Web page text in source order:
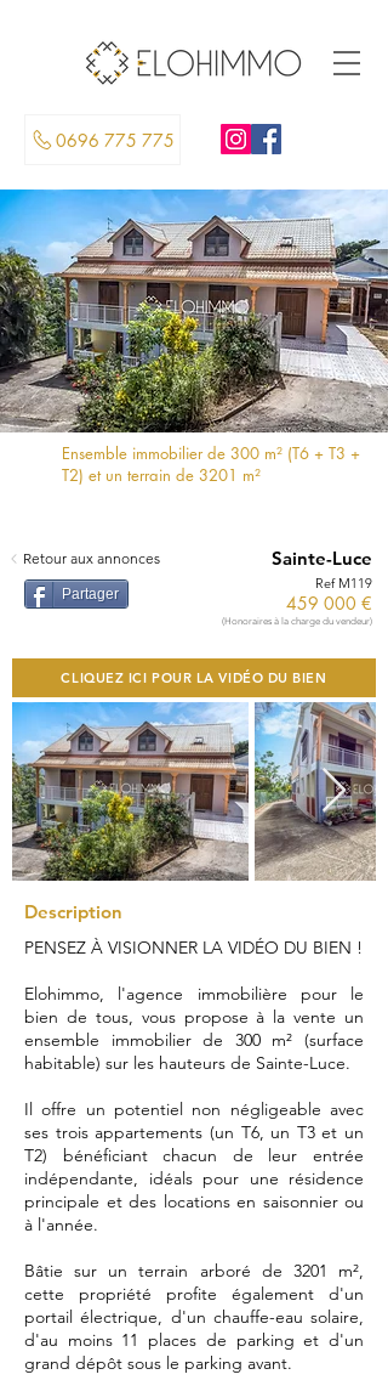
0696 775 775
Ensemble immobilier de 300 m² (T6 + T3 +
T2) et un terrain de 3201 m²
Sainte-Luce
Retour aux annonces
Partager
Ref M119
459 000 €
(Honoraires à la charge du vendeur)
CLIQUEZ ICI POUR LA VIDÉO DU BIEN
Description
PENSEZ À VISIONNER LA VIDÉO DU BIEN !
Elohimmo, l'agence immobilière pour le
bien de tous, vous propose à la vente un
ensemble immobilier de 300 m² (surface
habitable) sur les hauteurs de Sainte-Luce.
Il offre un potentiel non négligeable avec
ses trois appartements (un T6, un T3 et un
T2) bénéficiant chacun de leur entrée
indépendante, idéals pour une résidence
principale et des locations en saisonnier ou
à l'année.
Bâtie sur un terrain arboré de 3201 m²,
cette propriété profite également d'un
portail électrique, d'un chauffe-eau solaire,
d'au moins 11 places de parking et d'un
grand dépôt sous le parking avant.